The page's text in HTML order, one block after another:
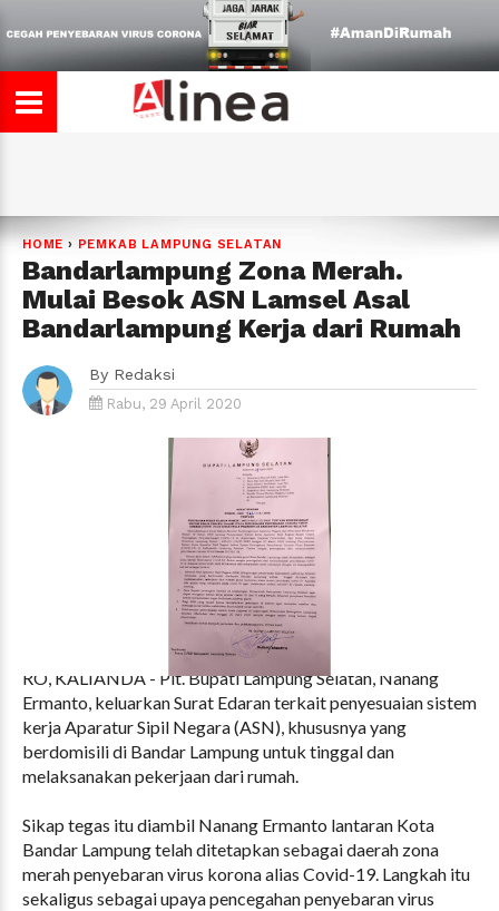
HOME › PEMKAB LAMPUNG SELATAN
Bandarlampung Zona Merah.
Mulai Besok ASN Lamsel Asal
Bandarlampung Kerja dari Rumah
By Redaksi
Rabu, 29 April 2020
RO, KALIANDA - Plt. Bupati Lampung Selatan, Nanang
Ermanto, keluarkan Surat Edaran terkait penyesuaian sistem
kerja Aparatur Sipil Negara (ASN), khususnya yang
berdomisili di Bandar Lampung untuk tinggal dan
melaksanakan pekerjaan dari rumah.
Sikap tegas itu diambil Nanang Ermanto lantaran Kota
Bandar Lampung telah ditetapkan sebagai daerah zona
merah penyebaran virus korona alias Covid-19. Langkah itu
sekaligus sebagai upaya pencegahan penyebaran virus